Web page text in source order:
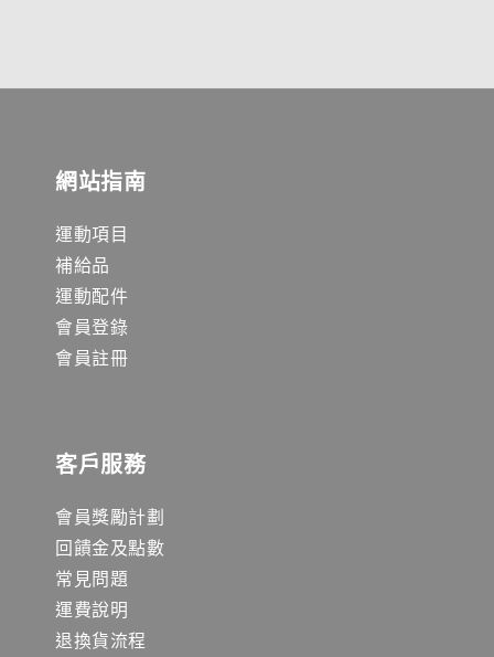
網站指南
運動項目
補給品
運動配件
會員登錄
會員註冊
客戶服務
會員獎勵計劃
回饋金及點數
常見問題
運費說明
退換貨流程